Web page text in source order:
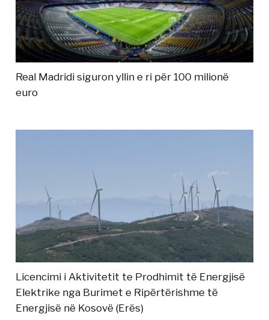
Real Madridi siguron yllin e ri për 100 milionë
euro
Licencimi i Aktivitetit te Prodhimit të Energjisë
Elektrike nga Burimet e Ripërtërishme të
Energjisë në Kosovë (Erës)